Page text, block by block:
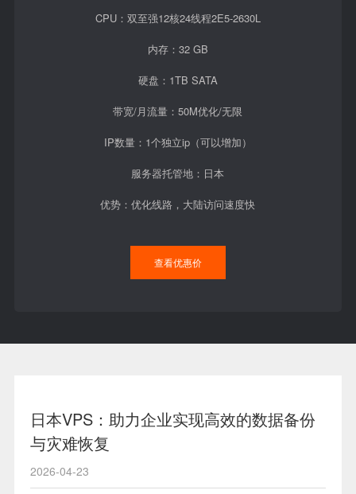
CPU：双至强12核24线程2E5-2630L
内存：32 GB
硬盘：1TB SATA
带宽/月流量：50M优化/无限
IP数量：1个独立ip（可以增加）
服务器托管地：日本
优势：优化线路，大陆访问速度快
查看优惠价
日本VPS：助力企业实现高效的数据备份
与灾难恢复
2026-04-23